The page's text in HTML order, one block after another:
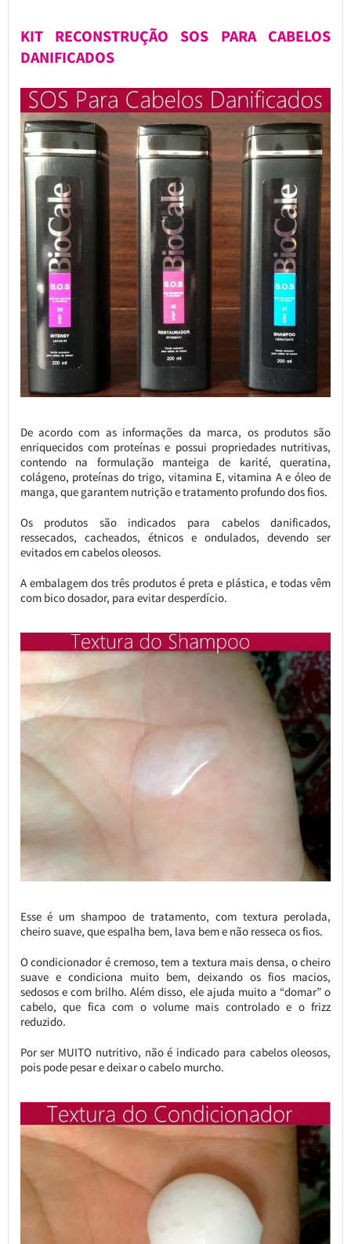
KIT RECONSTRUÇÃO SOS PARA CABELOS
DANIFICADOS
De acordo com as informações da marca, os produtos são
enriquecidos com proteínas e possui propriedades nutritivas,
contendo na formulação manteiga de karité, queratina,
colágeno, proteínas do trigo, vitamina E, vitamina A e óleo de
manga, que garantem nutrição e tratamento profundo dos fios.
Os produtos são indicados para cabelos danificados,
ressecados, cacheados, étnicos e ondulados, devendo ser
evitados em cabelos oleosos.
A embalagem dos três produtos é preta e plástica, e todas vêm
com bico dosador, para evitar desperdício.
Esse é um shampoo de tratamento, com textura perolada,
cheiro suave, que espalha bem, lava bem e não resseca os fios.
O condicionador é cremoso, tem a textura mais densa, o cheiro
suave e condiciona muito bem, deixando os fios macios,
sedosos e com brilho. Além disso, ele ajuda muito a “domar” o
cabelo, que fica com o volume mais controlado e o frizz
reduzido.
Por ser MUITO nutritivo, não é indicado para cabelos oleosos,
pois pode pesar e deixar o cabelo murcho.